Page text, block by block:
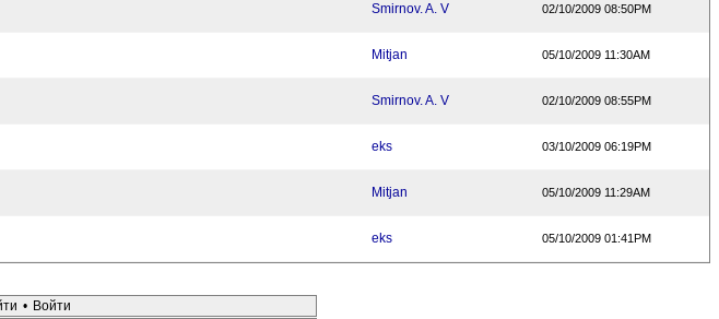
Smirnov. A. V 02/10/2009 08:50PM
Mitjan 05/10/2009 11:30AM
Smirnov. A. V 02/10/2009 08:55PM
eks 03/10/2009 06:19PM
Mitjan 05/10/2009 11:29AM
eks 05/10/2009 01:41PM
• Войти